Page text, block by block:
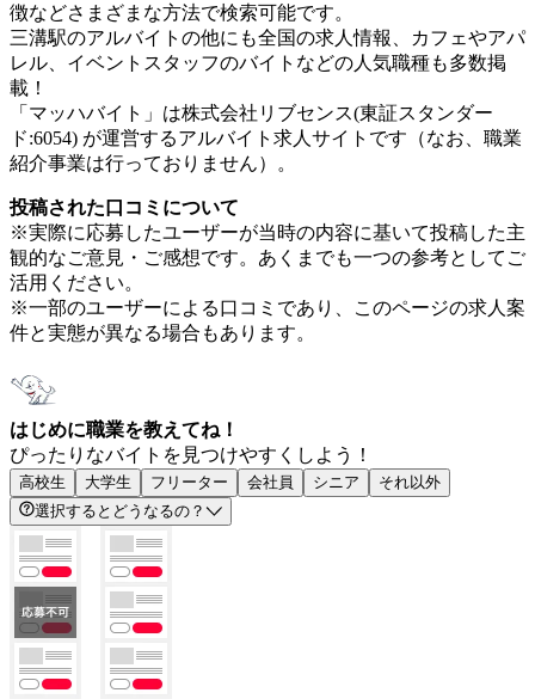
徴などさまざまな方法で検索可能です。
三溝駅のアルバイトの他にも全国の求人情報、カフェやアパ
レル、イベントスタッフのバイトなどの人気職種も多数掲
載！
「マッハバイト」は株式会社リブセンス(東証スタンダー
ド:6054) が運営するアルバイト求人サイトです（なお、職業
紹介事業は行っておりません）。
投稿された口コミについて
※実際に応募したユーザーが当時の内容に基いて投稿した主
観的なご意見・ご感想です。あくまでも一つの参考としてご
活用ください。
※一部のユーザーによる口コミであり、このページの求人案
件と実態が異なる場合もあります。
はじめに職業を教えてね！
ぴったりなバイトを見つけやすくしよう！
高校生 大学生 フリーター 会社員 シニア
それ以外
選択するとどうなるの？